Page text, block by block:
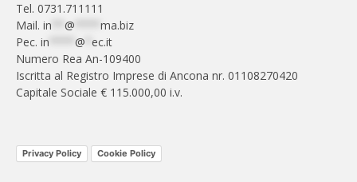
Tel. 0731.711111
Mail. in @
ma.biz
Pec. in @ ec.it
Numero Rea An-109400
Iscritta al Registro Imprese di Ancona nr. 01108270420
Capitale Sociale € 115.000,00 i.v.
Privacy Policy Cookie Policy